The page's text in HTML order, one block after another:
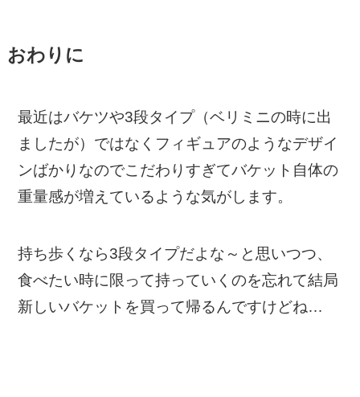
おわりに
最近はバケツや3段タイプ（ベリミニの時に出
ましたが）ではなくフィギュアのようなデザイ
ンばかりなのでこだわりすぎてバケット自体の
重量感が増えているような気がします。
持ち歩くなら3段タイプだよな～と思いつつ、
食べたい時に限って持っていくのを忘れて結局
新しいバケットを買って帰るんですけどね…